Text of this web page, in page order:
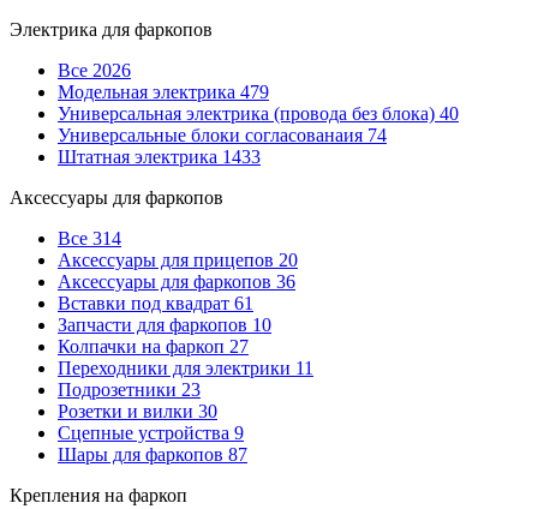
Электрика для фаркопов
Все 2026
Модельная электрика 479
Универсальная электрика (провода без блока) 40
Универсальные блоки согласованаия 74
Штатная электрика 1433
Аксессуары для фаркопов
Все 314
Аксессуары для прицепов 20
Аксессуары для фаркопов 36
Вставки под квадрат 61
Запчасти для фаркопов 10
Колпачки на фаркоп 27
Переходники для электрики 11
Подрозетники 23
Розетки и вилки 30
Сцепные устройства 9
Шары для фаркопов 87
Крепления на фаркоп